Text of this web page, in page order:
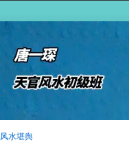
风水堪舆